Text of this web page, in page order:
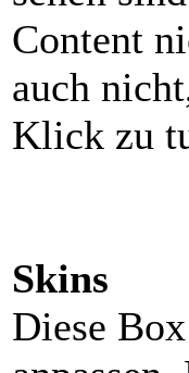
Content
auch
Klick zu
Skins
Diese